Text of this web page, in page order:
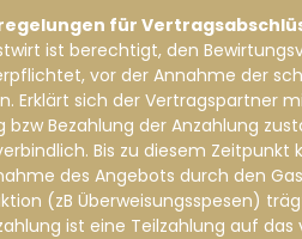
für
ist berechtigt, den
vor der Annahme der
Erklärt sich der
bzw Bezahlung der Anzahlung
Bis zu diesem
des Angebots durch den
(zB Überweisungsspesen)
ist eine Teilzahlung auf